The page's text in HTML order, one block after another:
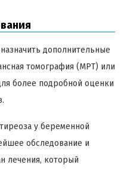
дополнительные
томография (МРТ) или
более подробной оценки
у беременной
обследование и
лечения, который